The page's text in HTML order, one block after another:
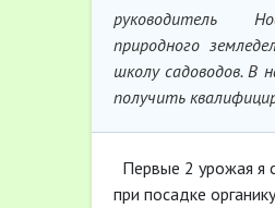
руководитель
природного
школу садоводов. В
получить
Первые 2 урожая я
при посадке